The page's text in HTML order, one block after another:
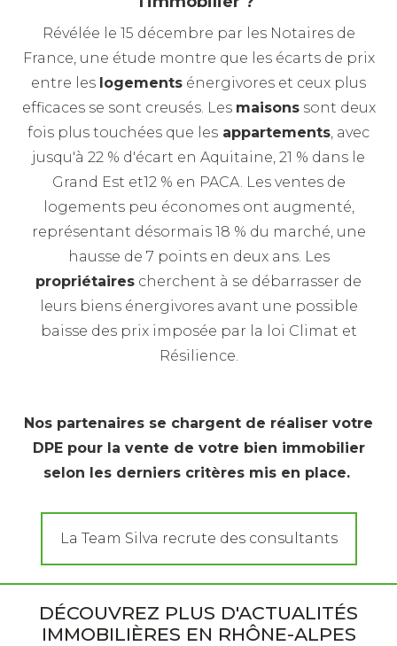
Révélée le 15 décembre par les Notaires de
France, une étude montre que les écarts de prix
entre les logements énergivores et ceux plus
efficaces se sont creusés. Les maisonssont deux
fois plus touchées que les appartements, avec
jusqu'à 22 % d'écart en Aquitaine, 21 % dans le
Grand Est et12 % en PACA. Les ventes de
logements peu économes ont augmenté,
représentant désormais 18 % du marché, une
hausse de 7 points en deux ans. Les
propriétaires cherchent à se débarrasser de
leurs biens énergivores avant une possible
baisse des prix imposée par la loi Climat et
Résilience.
Nos partenaires se chargent de réaliser votre
DPE pour la vente de votre bien immobilier
selon les derniers critères mis en place.
La Team Silva recrute des consultants
DÉCOUVREZ PLUS D'ACTUALITÉS
IMMOBILIÈRES EN RHÔNE-ALPES